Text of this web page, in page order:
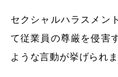
セクシャルハラスメン
て従業員の尊厳を侵害
ような言動が挙げられま